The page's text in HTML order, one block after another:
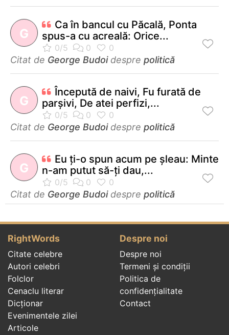
G
Ca în bancul cu Păcală, Ponta
spus-a cu acreală: Orice...
Citat de George Budoidespre politică
G
Începută de naivi, Fu furată de
parşivi, De atei perfizi,...
Citat de George Budoidespre politică
G
Eu ţi-o spun acum pe şleau: Minte
n-am putut să-ţi dau,...
Citat de George Budoidespre politică
RightWords
Citate celebre
Autori celebri
Folclor
Cenaclu literar
Dicționar
Evenimentele zilei
Articole
Despre noi
Despre noi
Termeni și condiții
Politica de
confidenţialitate
Contact